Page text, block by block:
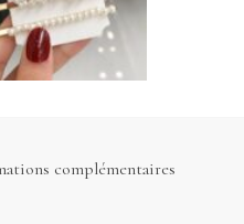
complémentaires